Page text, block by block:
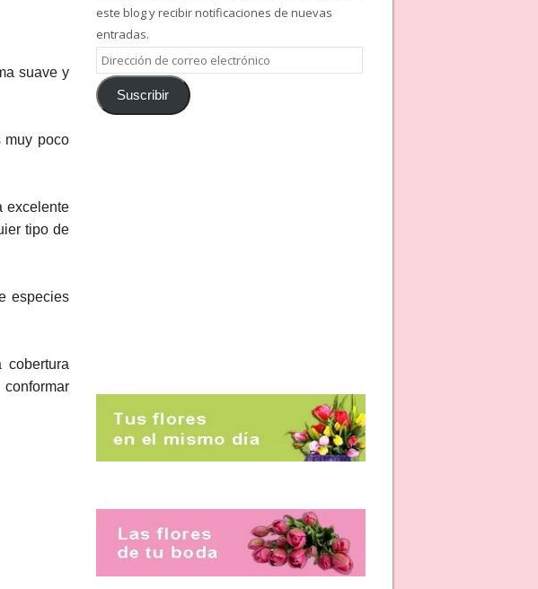
suave y
muy poco
excelente
tipo de
especies
este blog y recibir notificaciones de nuevas
entradas.
Dirección
de
correoSuscribir